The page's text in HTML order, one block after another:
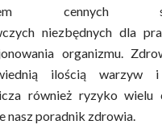
cennych
niezbędnych dla
organizmu.
ilością warzyw
również ryzyko wielu
nasz poradnik zdrowia.